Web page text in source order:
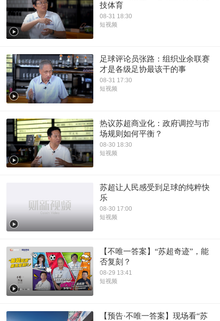
技体育
08-31 18:30
短视频
足球评论员张路：组织业余联赛
才是各级足协最该干的事
08-31 17:30
短视频
热议苏超商业化：政府调控与市
场规则如何平衡？
08-30 18:30
短视频
苏超让人民感受到足球的纯粹快
乐
08-30 17:00
短视频
【不唯一答案】“苏超奇迹”，能
否复刻？
08-29 13:41
短视频
【预告·不唯一答案】现场看“苏